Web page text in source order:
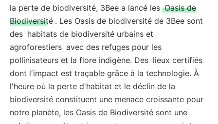
la perte de biodiversité, 3Bee a lancé les Oasis de
Biodiversité . Les Oasis de biodiversité de 3Bee sont
des habitats de biodiversité urbains et
agroforestiers avec des refuges pour les
pollinisateurs et la flore indigène. Des lieux certifiés
dont l'impact est traçable grâce à la technologie. À
l'heure où la perte d'habitat et le déclin de la
biodiversité constituent une menace croissante pour
notre planète, les Oasis de Biodiversité sont une